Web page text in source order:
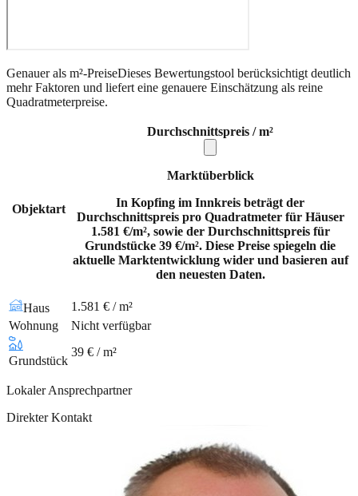
Genauer als m²-PreiseDieses Bewertungstool berücksichtigt deutlich
mehr Faktoren und liefert eine genauere Einschätzung als reine
Quadratmeterpreise.
Objektart
Durchschnittspreis / m²
Marktüberblick
In Kopfing im Innkreis beträgt der
Durchschnittspreis pro Quadratmeter für Häuser
1.581 €/m², sowie der Durchschnittspreis für
Grundstücke 39 €/m². Diese Preise spiegeln die
aktuelle Marktentwicklung wider und basieren auf
den neuesten Daten.
Haus
1.581 € / m²
Wohnung
Nicht verfügbar
Grundstück
39 € / m²
Lokaler Ansprechpartner
Direkter Kontakt